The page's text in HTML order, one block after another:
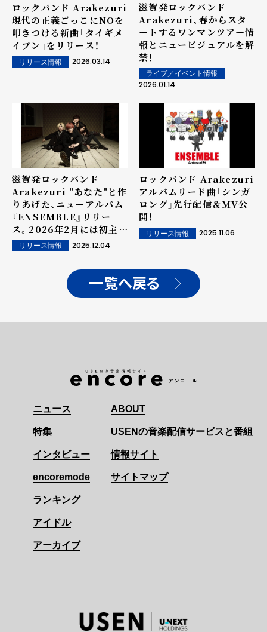
ロックバンド Arakezuri
現代の正義ごっこにNOを
叩きつける新曲「タイギメ
イブン」をリリース！
リリース情報 2026.03.14
滋賀発ロックバンド
Arakezuri、春からスタ
ートするワンマンツアー情
報とニュービジュアルを解
禁！
ライブ／イベント情報
2026.01.14
滋賀発ロックバンド
Arakezuri "あなた"と作
りあげた、ニューアルバム
『ENSEMBLE』リリー
ス。2026年2月には初主催
フェス開催
リリース情報 2025.12.04
ロックバンド Arakezuri
アルバムリード曲「シンガ
ロング」先行配信＆MV公
開！
リリース情報 2025.11.06
一覧へ戻る
ニュース
特集
インタビュー
encoremode
ランキング
アイドル
アーカイブ
ABOUT
USENの音楽配信サービスと番組
情報サイト
サイトマップ